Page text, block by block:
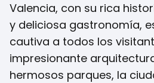
Valencia, con su rica
y deliciosa gastronomía,
cautiva a todos los
impresionante
hermosos parques, la